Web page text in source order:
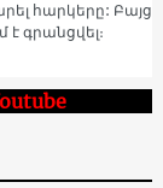
հարկերը: Բայց
գրանցվել։